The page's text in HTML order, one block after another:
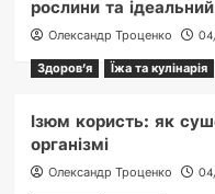
рослини та
Олександр Троценко
Здоров'я
Їжа та кулінарія
Ізюм користь: як
організмі
Олександр Троценко